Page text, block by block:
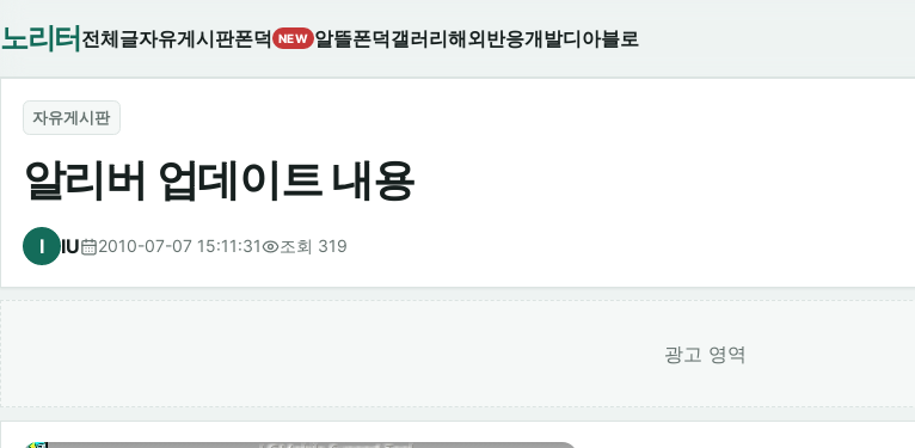
노리터 전체글자유게시판폰덕 NEW 알뜰폰덕갤러리해외반응개발디아블로
자유게시판
알리버 업데이트 내용
I IU 2010-07-07 15:11:31 조회 319
광고 영역